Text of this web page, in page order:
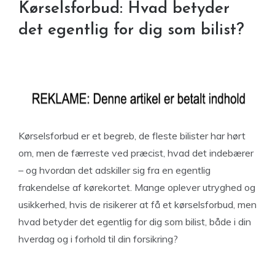
Kørselsforbud: Hvad betyder
det egentlig for dig som bilist?
Kørselsforbud er et begreb, de fleste bilister har hørt
om, men de færreste ved præcist, hvad det indebærer
– og hvordan det adskiller sig fra en egentlig
frakendelse af kørekortet. Mange oplever utryghed og
usikkerhed, hvis de risikerer at få et kørselsforbud, men
hvad betyder det egentlig for dig som bilist, både i din
hverdag og i forhold til din forsikring?